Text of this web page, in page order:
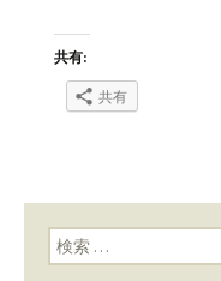
共有:
共有
検索: